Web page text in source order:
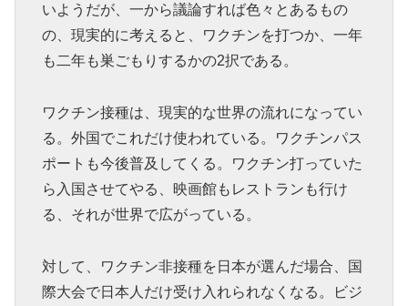
いようだが、一から議論すれば色々とあるもの
の、現実的に考えると、ワクチンを打つか、一年
も二年も巣ごもりするかの2択である。
ワクチン接種は、現実的な世界の流れになってい
る。外国でこれだけ使われている。ワクチンパス
ポートも今後普及してくる。ワクチン打っていた
ら入国させてやる、映画館もレストランも行け
る、それが世界で広がっている。
対して、ワクチン非接種を日本が選んだ場合、国
際大会で日本人だけ受け入れられなくなる。ビジ